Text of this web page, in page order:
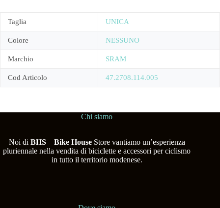
Taglia UNICA
Colore NESSUNO
Marchio SRAM
Cod Articolo 47.2708.114.005
Chi siamo
Noi di BHS– Bike HouseStore vantiamo un’esperienza
pluriennale nella vendita di biciclette e accessori per ciclismo
in tutto il territorio modenese.